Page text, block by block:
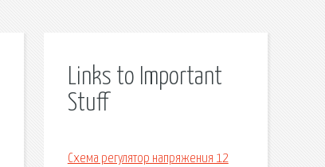
Links to Important
Stuff
Схема регулятор напряжения 12